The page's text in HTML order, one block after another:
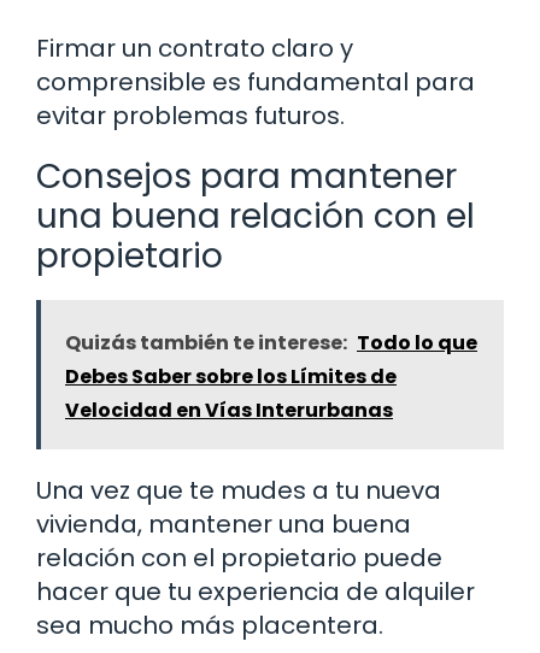
Firmar un contrato claro y
comprensible es fundamental para
evitar problemas futuros.
Consejos para mantener
una buena relación con el
propietario
Quizás también te interese: Todo lo que
Debes Saber sobre los Límites de
Velocidad en Vías Interurbanas
Una vez que te mudes a tu nueva
vivienda, mantener una buena
relación con el propietario puede
hacer que tu experiencia de alquiler
sea mucho más placentera.